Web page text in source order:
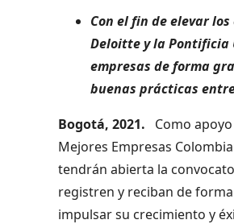
Con el fin de elevar
Deloitte y la Pontificia
empresas de forma
buenas prácticas
Bogotá, 2021.
Como
Mejores Empresas
tendrán abierta la
registren y reciban de
impulsar su crecimiento y